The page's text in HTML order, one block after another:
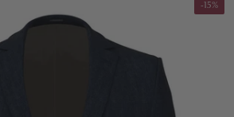
-15%